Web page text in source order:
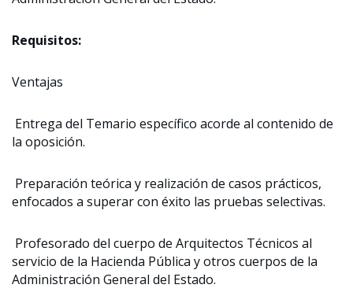
Requisitos:
Ventajas
Entrega del Temario específico acorde al contenido de
la oposición.
Preparación teórica y realización de casos prácticos,
enfocados a superar con éxito las pruebas selectivas.
Profesorado del cuerpo de Arquitectos Técnicos al
servicio de la Hacienda Pública y otros cuerpos de la
Administración General del Estado.